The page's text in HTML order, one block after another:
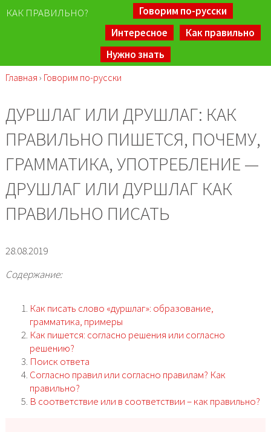
КАК ПРАВИЛЬНО?
Говорим по-русски
Интересное
Как правильно
Нужно знать
Главная › Говорим по-русски
ДУРШЛАГ ИЛИ ДРУШЛАГ: КАК
ПРАВИЛЬНО ПИШЕТСЯ, ПОЧЕМУ,
ГРАММАТИКА, УПОТРЕБЛЕНИЕ —
ДРУШЛАГ ИЛИ ДУРШЛАГ КАК
ПРАВИЛЬНО ПИСАТЬ
28.08.2019
Содержание:
Как писать слово «дуршлаг»: образование,
грамматика, примеры
Как пишется: согласно решения или согласно
решению?
Поиск ответа
Согласно правил или согласно правилам? Как
правильно?
В соответствие или в соответствии – как правильно?